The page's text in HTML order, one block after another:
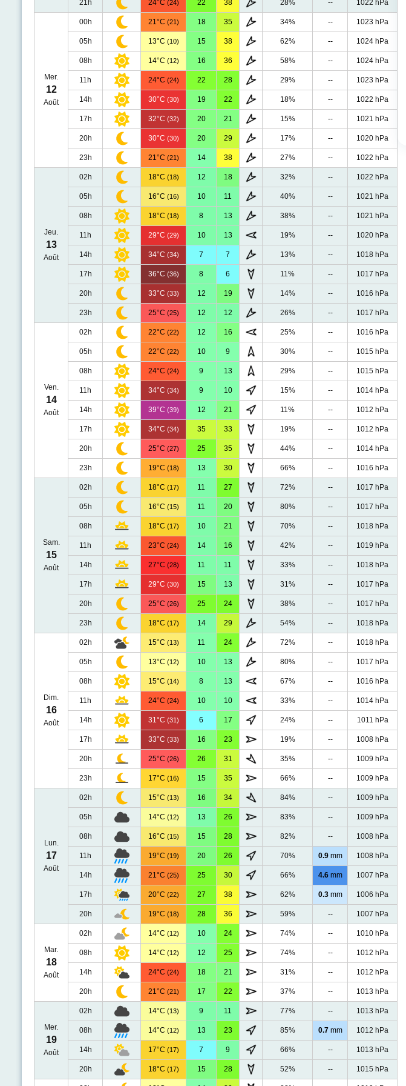
21h 24°C (24) 22 38 28% -- 1022 hPa
Mer.
12
Août
00h 21°C (21) 18 35 34% -- 1023 hPa
05h 13°C (10) 15 38 62% -- 1024 hPa
08h 14°C (12) 16 36 58% -- 1024 hPa
11h 24°C (24) 22 28 29% -- 1023 hPa
14h 30°C (30) 19 22 18% -- 1022 hPa
17h 32°C (32) 20 21 15% -- 1021 hPa
20h 30°C (30) 20 29 17% -- 1020 hPa
23h 21°C (21) 14 38 27% -- 1022 hPa
Jeu.
13
Août
02h 18°C (18) 12 18 32% -- 1022 hPa
05h 16°C (16) 10 11 40% -- 1021 hPa
08h 18°C (18) 8 13 38% -- 1021 hPa
11h 29°C (29) 10 13 19% -- 1020 hPa
14h 34°C (34) 7 7 13% -- 1018 hPa
17h 36°C (36) 8 6 11% -- 1017 hPa
20h 33°C (33) 12 19 14% -- 1016 hPa
23h 25°C (25) 12 12 26% -- 1017 hPa
Ven.
14
Août
02h 22°C (22) 12 16 25% -- 1016 hPa
05h 22°C (22) 10 9 30% -- 1015 hPa
08h 24°C (24) 9 13 29% -- 1015 hPa
11h 34°C (34) 9 10 15% -- 1014 hPa
14h 39°C (39) 12 21 11% -- 1012 hPa
17h 34°C (34) 35 33 19% -- 1012 hPa
20h 25°C (27) 25 35 44% -- 1014 hPa
23h 19°C (18) 13 30 66% -- 1016 hPa
Sam.
15
Août
02h 18°C (17) 11 27 72% -- 1017 hPa
05h 16°C (15) 11 20 80% -- 1017 hPa
08h 18°C (17) 10 21 70% -- 1018 hPa
11h 23°C (24) 14 16 42% -- 1019 hPa
14h 27°C (28) 11 11 33% -- 1018 hPa
17h 29°C (30) 15 13 31% -- 1017 hPa
20h 25°C (26) 25 24 38% -- 1017 hPa
23h 18°C (17) 14 29 54% -- 1018 hPa
Dim.
16
Août
02h 15°C (13) 11 24 72% -- 1018 hPa
05h 13°C (12) 10 13 80% -- 1017 hPa
08h 15°C (14) 8 13 67% -- 1016 hPa
11h 24°C (24) 10 10 33% -- 1014 hPa
14h 31°C (31) 6 17 24% -- 1011 hPa
17h 33°C (33) 16 23 19% -- 1008 hPa
20h 25°C (26) 26 31 35% -- 1009 hPa
23h 17°C (16) 15 35 66% -- 1009 hPa
Lun.
17
Août
02h 15°C (13) 16 34 84% -- 1009 hPa
05h 14°C (12) 13 26 83% -- 1009 hPa
08h 16°C (15) 15 28 82% -- 1008 hPa
11h 19°C (19) 20 26 70% 0.9mm 1008 hPa
14h 21°C (25) 25 30 66% 4.6mm 1007 hPa
17h 20°C (22) 27 38 62% 0.3mm 1006 hPa
20h 19°C (18) 28 36 59% -- 1007 hPa
Mar.
18
Août
02h 14°C (12) 10 24 74% -- 1010 hPa
08h 14°C (12) 12 25 74% -- 1012 hPa
14h 24°C (24) 18 21 31% -- 1012 hPa
20h 21°C (21) 17 22 37% -- 1013 hPa
Mer.
19
Août
02h 14°C (13) 9 11 77% -- 1013 hPa
08h 14°C (12) 13 23 85% 0.7mm 1012 hPa
14h 17°C (17) 7 9 66% -- 1013 hPa
20h 18°C (17) 15 28 52% -- 1015 hPa